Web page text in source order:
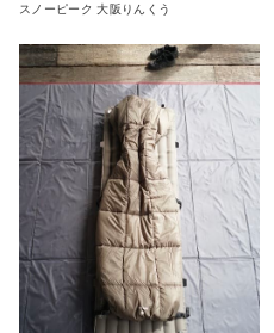
スノーピーク 大阪りんくう